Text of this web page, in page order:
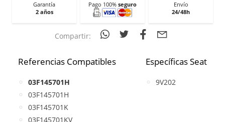
Garantía
2 años
Pago 100% seguro
Envío
24/48h
Compartir:
Referencias Compatibles
03F145701H
03F145701H
03F145701K
03F145701KV
Específicas Seat
9V202